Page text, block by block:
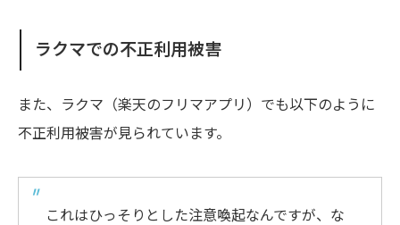
ラクマでの不正利用被害
また、ラクマ（楽天のフリマアプリ）でも以下のように
不正利用被害が見られています。
これはひっそりとした注意喚起なんですが、な